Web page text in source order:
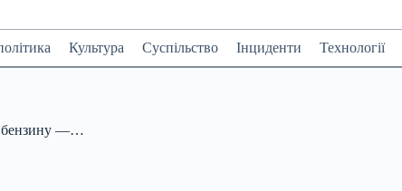
Культура Суспільство Інциденти Технології
бензину —…